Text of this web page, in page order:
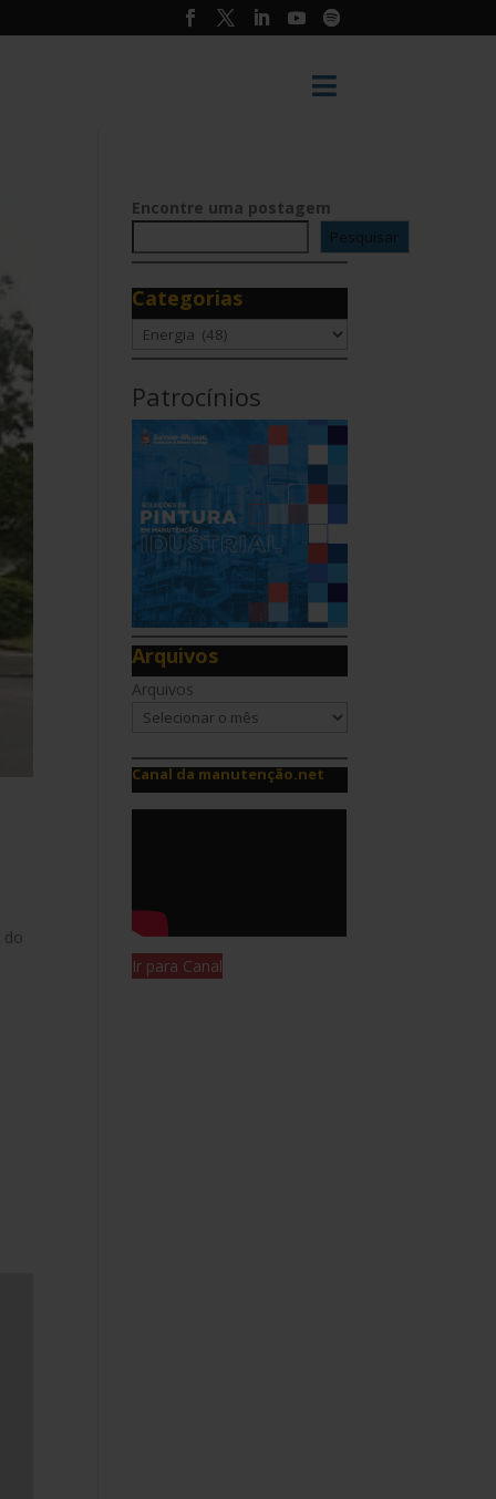

do
Encontre uma postagem
Pesquisar
Categorias
Categorias
Patrocínios
Arquivos
Arquivos
Canal da manutenção.net
Ir para Canal